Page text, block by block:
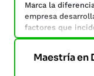
Aprenderás de
evaluación,
competencias.
Marca la
empresa
factores que
organizacional, a
que generen
Maestría en